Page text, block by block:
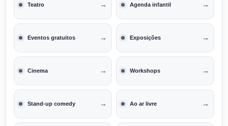
Teatro → Agenda infantil →
Eventos gratuitos → Exposições →
Cinema → Workshops →
Stand-up comedy → Ao ar livre →